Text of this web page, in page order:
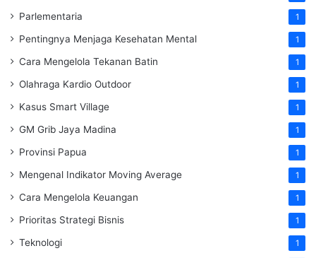
Parlementaria 1
Pentingnya Menjaga Kesehatan Mental 1
Cara Mengelola Tekanan Batin 1
Olahraga Kardio Outdoor 1
Kasus Smart Village 1
GM Grib Jaya Madina 1
Provinsi Papua 1
Mengenal Indikator Moving Average 1
Cara Mengelola Keuangan 1
Prioritas Strategi Bisnis 1
Teknologi 1